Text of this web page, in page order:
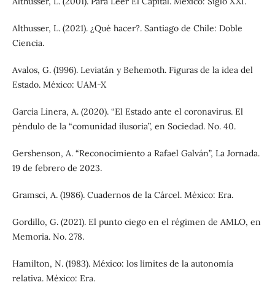
Althusser, L. (2021). ¿Qué hacer?. Santiago de Chile: Doble
Ciencia.
Avalos, G. (1996). Leviatán y Behemoth. Figuras de la idea del
Estado. México: UAM-X
García Linera, A. (2020). “El Estado ante el coronavirus. El
péndulo de la “comunidad ilusoria”, en Sociedad. No. 40.
Gershenson, A. “Reconocimiento a Rafael Galván”, La Jornada.
19 de febrero de 2023.
Gramsci, A. (1986). Cuadernos de la Cárcel. México: Era.
Gordillo, G. (2021). El punto ciego en el régimen de AMLO, en
Memoria. No. 278.
Hamilton, N. (1983). México: los límites de la autonomía
relativa. México: Era.